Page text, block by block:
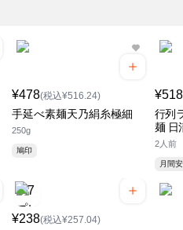
¥478(税込¥516.24)
手延べ素麺天乃絹糸極細
250g
鳩印
¥518
行列
麺 日
2人前
月間
¥238(税込¥257.04)